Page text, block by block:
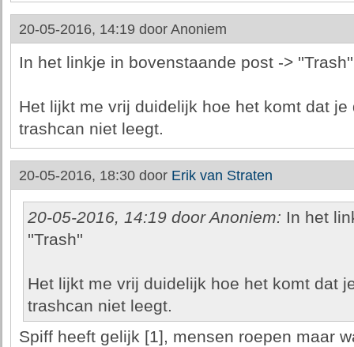
20-05-2016, 14:19 door Anoniem
In het linkje in bovenstaande post -> ''Trash''
Het lijkt me vrij duidelijk hoe het komt dat
trashcan niet leegt.
20-05-2016, 18:30 door Erik van Straten
20-05-2016, 14:19 door Anoniem: In het
''Trash''
Het lijkt me vrij duidelijk hoe het komt dat
trashcan niet leegt.
Spiff heeft gelijk [1], mensen roepen maar